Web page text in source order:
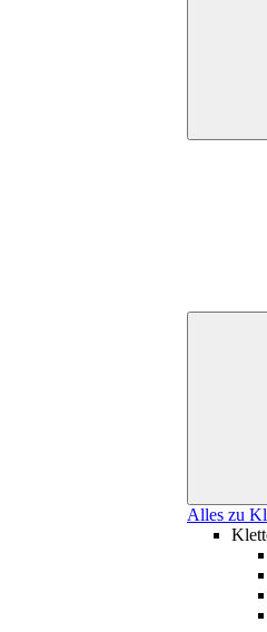
Alles zu